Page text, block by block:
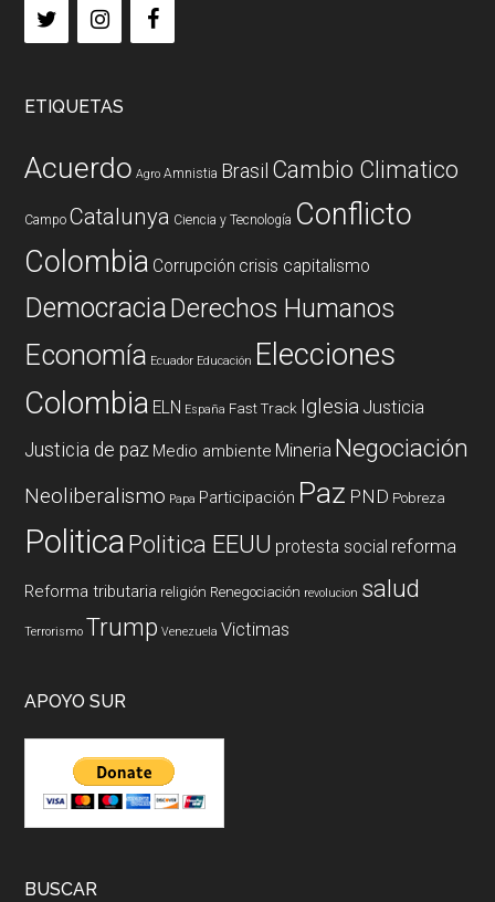
ETIQUETAS
Acuerdo Agro Amnistia Brasil Cambio Climatico
Campo Catalunya Ciencia y Tecnología Conflicto
Colombia Corrupción crisis capitalismo
DemocraciaDerechos Humanos
Economía Ecuador Educación Elecciones
Colombia ELN España Fast Track Iglesia Justicia
Justicia de paz Medio ambiente Mineria Negociación
Neoliberalismo Papa Participación Paz PND Pobreza
PoliticaPolitica EEUU protesta social reforma
Reforma tributaria religión Renegociación revolucion salud
Terrorismo Trump Venezuela Victimas
APOYO SUR
BUSCAR